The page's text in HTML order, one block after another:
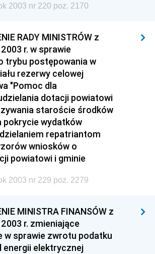
2003 nr 220 poz. 2170
RADY MINISTRÓW z
r. w sprawie
trybu postępowania w
rezerwy celowej
"Pomoc dla
dotacji powiatowi
staroście środków
pokrycie wydatków
repatriantom
wniosków o
powiatowi i gminie
2003 nr 229 poz. 2279
MINISTRA FINANSÓW z
r. zmieniające
w sprawie zwrotu podatku
energii elektrycznej